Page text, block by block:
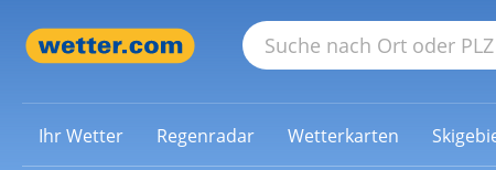
Ihr Wetter Regenradar Wetterkarten